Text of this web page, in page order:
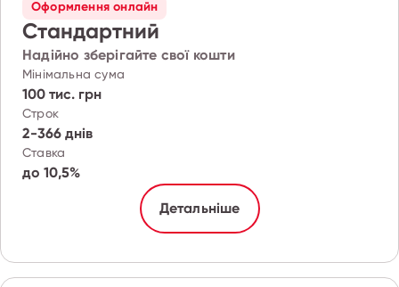
Оформлення онлайн
Стандартний
Надійно зберігайте свої кошти
Мінімальна сума
100 тис. грн
Строк
2-366 днів
Ставка
до 10,5%
Детальніше